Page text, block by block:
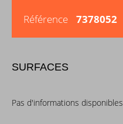
Référence 7378052
SURFACES
Pas d'informations disponibles